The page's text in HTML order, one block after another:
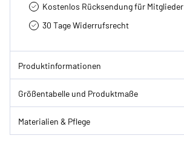
Kostenlos Rücksendung für Mitglieder
30 Tage Widerrufsrecht
Produktinformationen
Größentabelle und Produktmaße
Materialien & Pflege